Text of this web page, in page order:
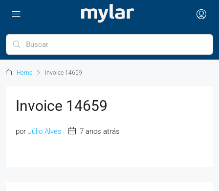
Home Invoice 14659
Invoice 14659
por Júlio Alves 7 anos atrás